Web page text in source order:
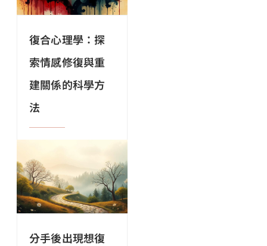
復合心理學：探
索情感修復與重
建關係的科學方
法
分手後出現想復